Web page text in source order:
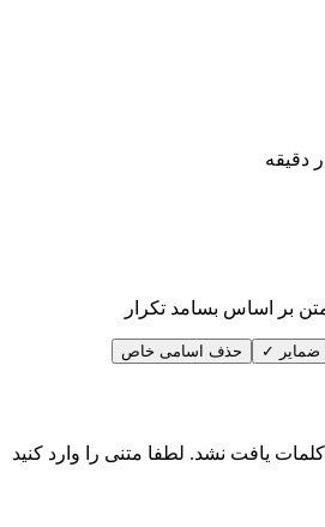
بر اساس بسامد تکرار
✓
حذف اسامی خاص
یافت نشد. لطفا متنی را وارد کنید